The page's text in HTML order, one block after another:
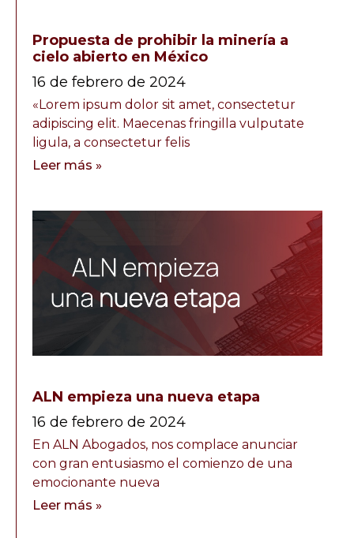
Propuesta de prohibir la minería a
cielo abierto en México
16 de febrero de 2024
«Lorem ipsum dolor sit amet, consectetur
adipiscing elit. Maecenas fringilla vulputate
ligula, a consectetur felis
Leer más »
ALN empieza una nueva etapa
16 de febrero de 2024
En ALN Abogados, nos complace anunciar
con gran entusiasmo el comienzo de una
emocionante nueva
Leer más »